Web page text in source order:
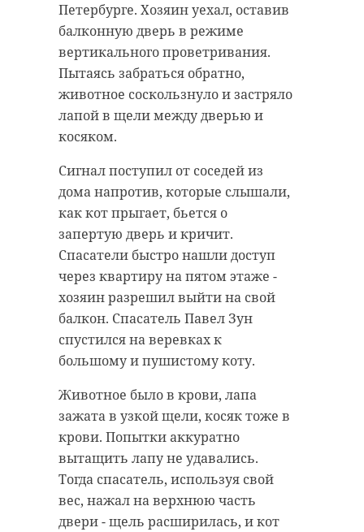
Петербурге. Хозяин уехал, оставив
балконную дверь в режиме
вертикального проветривания.
Пытаясь забраться обратно,
животное соскользнуло и застряло
лапой в щели между дверью и
косяком.
Сигнал поступил от соседей из
дома напротив, которые слышали,
как кот прыгает, бьется о
запертую дверь и кричит.
Спасатели быстро нашли доступ
через квартиру на пятом этаже -
хозяин разрешил выйти на свой
балкон. Спасатель Павел Зун
спустился на веревках к
большому и пушистому коту.
Животное было в крови, лапа
зажата в узкой щели, косяк тоже в
крови. Попытки аккуратно
вытащить лапу не удавались.
Тогда спасатель, используя свой
вес, нажал на верхнюю часть
двери - щель расширилась, и кот